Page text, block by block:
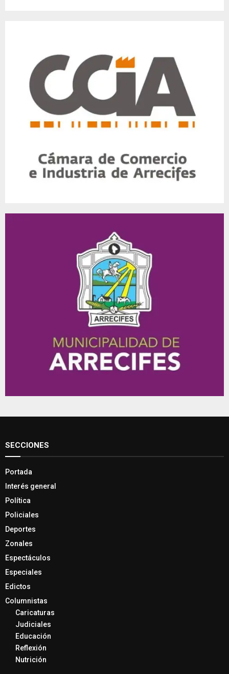
SECCIONES
Portada
Interés general
Política
Policiales
Deportes
Zonales
Espectáculos
Especiales
Edictos
Columnistas
Caricaturas
Judiciales
Educación
Reflexión
Nutrición